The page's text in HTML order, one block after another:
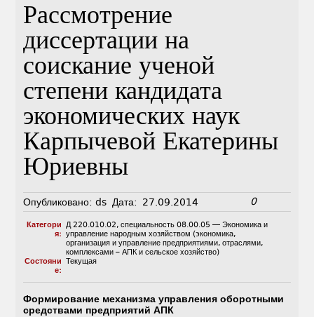
Рассмотрение
диссертации на
соискание ученой
степени кандидата
экономических наук
Карпычевой Екатерины
Юриевны
Опубликовано: ds Дата: 27.09.2014 0
Категори
я:
Д 220.010.02, специальность 08.00.05 — Экономика и
управление народным хозяйством (экономика,
организация и управление предприятиями, отраслями,
комплексами – АПК и сельское хозяйство)
Состояни
е:
Текущая
Формирование механизма управления оборотными
средствами предприятий АПК